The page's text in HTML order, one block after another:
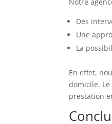
Des
Une
La
En effet,
domicile.
prestation